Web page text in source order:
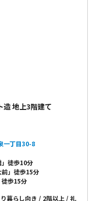
。
造 地上3階建て
一丁目30-8
徒歩10分
」徒歩15分
歩15分
暮らし向き 2階以上
礼